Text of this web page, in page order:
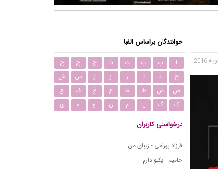
خوانندگان براساس الفبا
ا ب پ ت ث ج چ
ح
خ
د ذ ر ز ژ س
ش
ص
ض ط ظ ع غ ف
ق
ک
گ ل م ن و ه ی
درخواستی کاربران
فرزاد بهرامی - زیبای من
حامیم - یکیو دارم